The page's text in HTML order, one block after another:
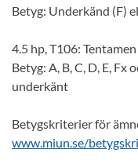
Betyg: Underkänd (F)
4.5 hp, T106: Tentamen
Betyg: A, B, C, D, E, Fx
underkänt
Betygskriterier för
www.miun.se/